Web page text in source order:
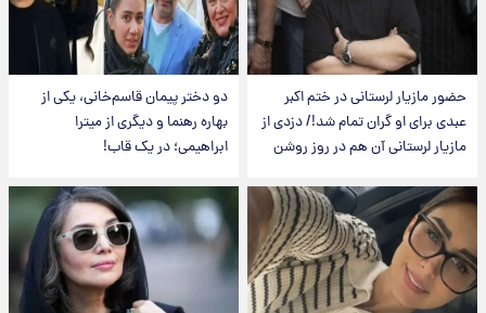
حضور مازیار لرستانی در ختم اکبر
عبدی برای او گران تمام شد!/ دزدی از
مازیار لرستانی آن هم در روز روشن
دو دختر پیمان قاسم‌خانی، یکی از
بهاره رهنما و دیگری از میترا
ابراهیمی؛ در یک قاب!